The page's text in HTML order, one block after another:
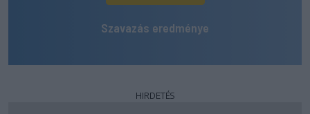
Szavazás eredménye
HIRDETÉS